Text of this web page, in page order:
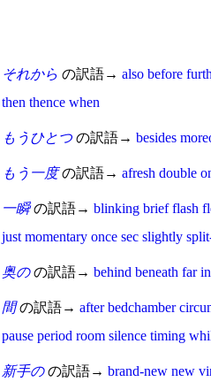
それから の訳語→ also before
then thence when
もうひとつ の訳語→ besides
もう一度の訳語→ afresh double
一瞬の訳語→ blinking brief flash
just momentary once sec slightly
奥のの訳語→ behind beneath far
間の訳語→ after bedchamber
pause period room silence timing
新手のの訳語→ brand-new new